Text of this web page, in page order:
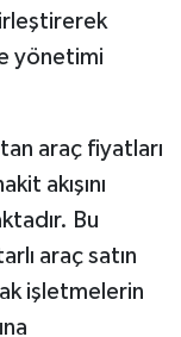
yönetimi
araç fiyatları
akışını
Bu
araç satın
işletmelerin